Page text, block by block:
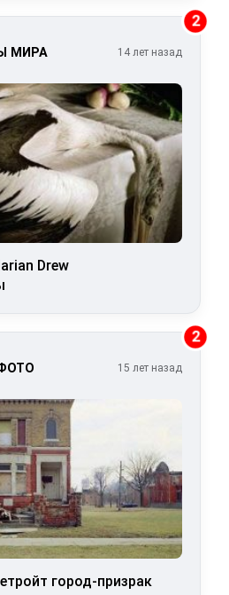
2
МИРА 14 лет назад
Drew
2
15 лет назад
город-призрак